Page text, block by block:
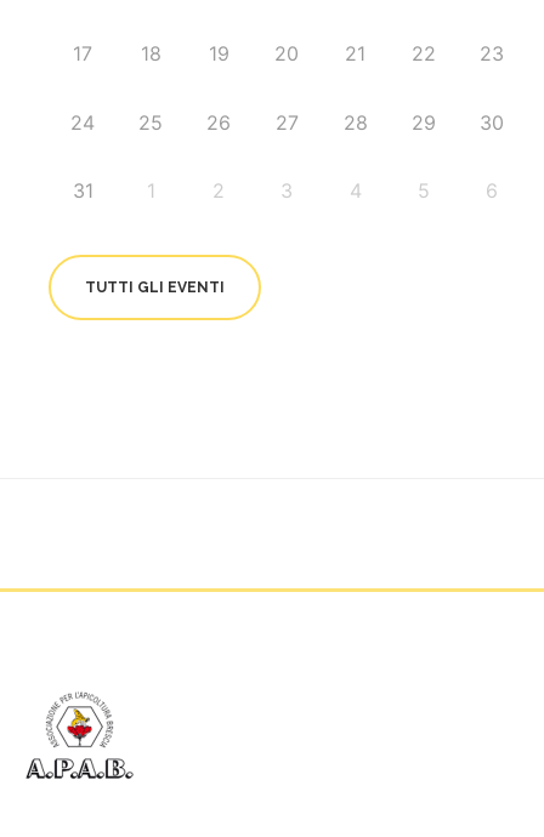
17 18 19 20 21 22 23
24 25 26 27 28 29 30
31 1 2 3 4 5 6
TUTTI GLI EVENTI